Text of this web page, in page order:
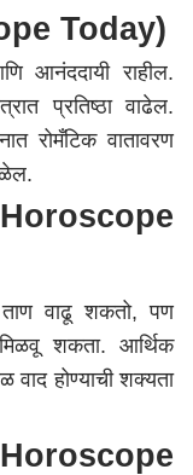
Today)
आनंददायी राहील.
प्रतिष्ठा वाढेल.
रोमँटिक वातावरण
ताण वाढू शकतो, पण
शकता. आर्थिक
होण्याची शक्यता